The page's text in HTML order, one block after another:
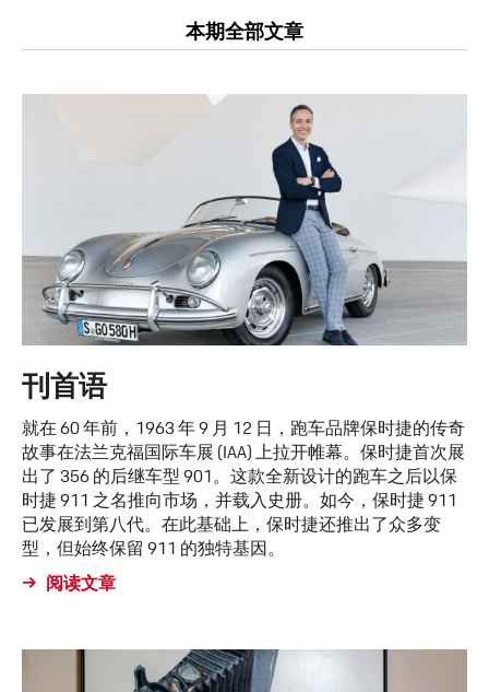
本期全部文章
刊首语
就在 60 年前，1963 年 9 月 12 日，跑车品牌保时捷的传奇
故事在法兰克福国际车展 (IAA) 上拉开帷幕。保时捷首次展
出了 356 的后继车型 901。这款全新设计的跑车之后以保
时捷 911 之名推向市场，并载入史册。如今，保时捷 911
已发展到第八代。在此基础上，保时捷还推出了众多变
型，但始终保留 911 的独特基因。
阅读文章